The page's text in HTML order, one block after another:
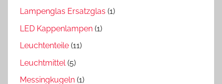
Lampenglas Ersatzglas (1)
LED Kappenlampen (1)
Leuchtenteile (11)
Leuchtmittel (5)
Messingkugeln (1)